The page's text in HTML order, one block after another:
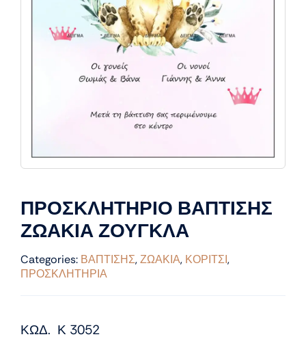
ΠΡΟΣΚΛΗΤΗΡΙΟ ΒΑΠΤΙΣΗΣ
ΖΩΑΚΙΑ ΖΟΥΓΚΛΑ
Categories: ΒΑΠΤΙΣΗΣ,ΖΩΑΚΙΑ, ΚΟΡΙΤΣΙ,
ΠΡΟΣΚΛΗΤΗΡΙΑ
ΚΩΔ. Κ 3052